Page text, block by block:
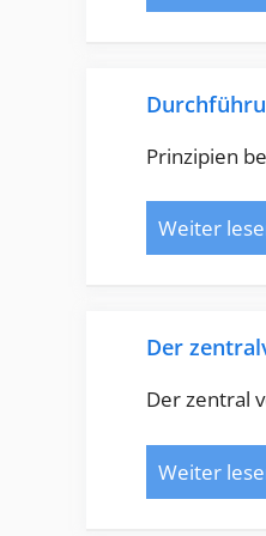
Prinzipien
Weiter
Der
Der zentral
Weiter